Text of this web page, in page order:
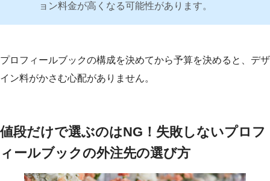
ョン料金が高くなる可能性があります。
プロフィールブックの構成を決めてから予算を決めると、デザ
イン料がかさむ心配がありません。
値段だけで選ぶのはNG！失敗しないプロフ
ィールブックの外注先の選び方